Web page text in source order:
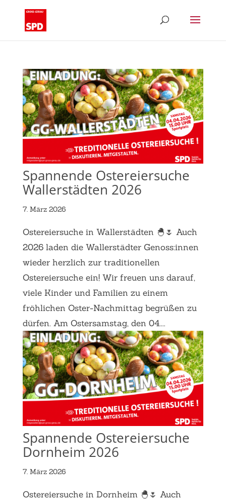
Spannende Ostereiersuche
Wallerstädten 2026
7. März 2026
Ostereiersuche in Wallerstädten 🐣🌷 Auch
2026 laden die Wallerstädter Genoss:innen
wieder herzlich zur traditionellen
Ostereiersuche ein! Wir freuen uns darauf,
viele Kinder und Familien zu einem
fröhlichen Oster-Nachmittag begrüßen zu
dürfen. Am Ostersamstag, den 04....
Spannende Ostereiersuche
Dornheim 2026
7. März 2026
Ostereiersuche in Dornheim 🐣🌷 Auch